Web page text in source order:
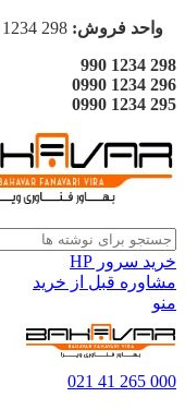
واحد فروش:
298 1234 990
296 1234 0990
295 1234 0990
خرید سرور HP
مشاوره قبل از خرید
منو
000 265 41 021